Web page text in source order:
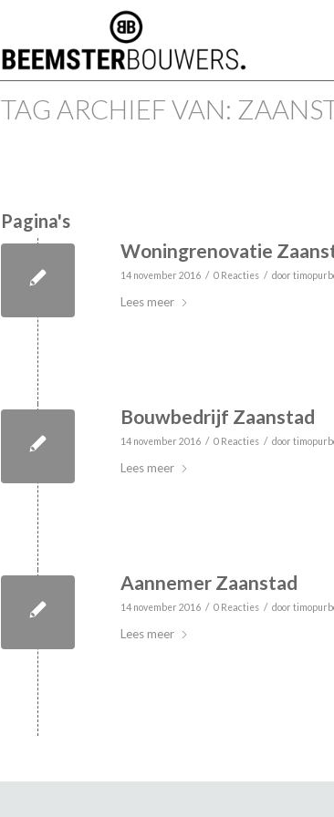
TAG ARCHIEF VAN:
Pagina's
Woningrenovatie
14 november 2016 / 0 Reacties / door
Lees meer
Bouwbedrijf Zaanstad
14 november 2016 / 0 Reacties / door
Lees meer
Aannemer Zaanstad
14 november 2016 / 0 Reacties / door
Lees meer